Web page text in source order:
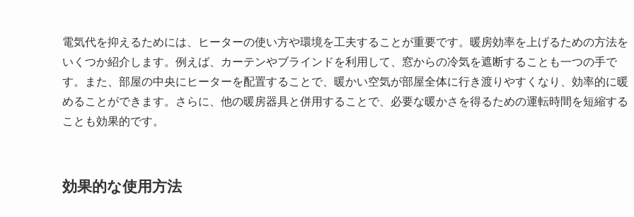
電気代を抑えるためには、ヒーターの使い方や環境を工夫することが重要です。暖房効率を上げるための方法を
いくつか紹介します。例えば、カーテンやブラインドを利用して、窓からの冷気を遮断することも一つの手で
す。また、部屋の中央にヒーターを配置することで、暖かい空気が部屋全体に行き渡りやすくなり、効率的に暖
めることができます。さらに、他の暖房器具と併用することで、必要な暖かさを得るための運転時間を短縮する
ことも効果的です。
効果的な使用方法